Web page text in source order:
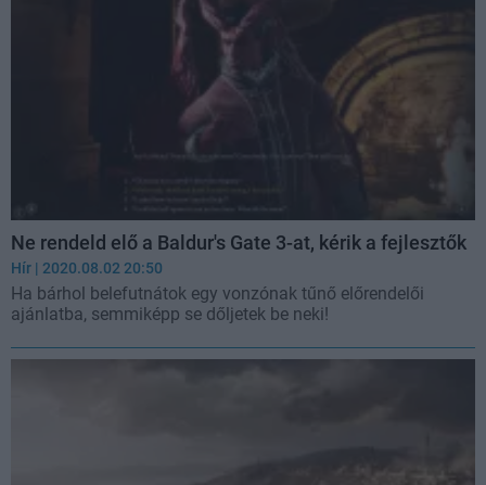
Ne rendeld elő a Baldur's Gate 3-at, kérik a fejlesztők
Hír | 2020.08.02 20:50
Ha bárhol belefutnátok egy vonzónak tűnő előrendelői
ajánlatba, semmiképp se dőljetek be neki!